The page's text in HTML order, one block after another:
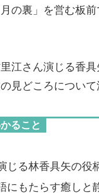
の裏」を営む板
江さん演じる香
見どころについて
ること
じる林香具矢の役
にもたらす癒しと